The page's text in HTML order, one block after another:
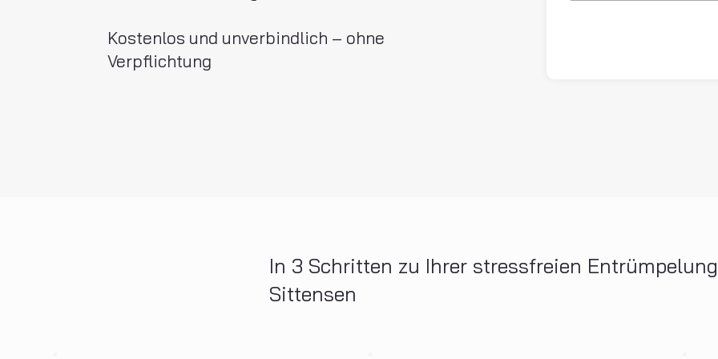
Kostenlos und unverbindlich – ohne
Verpflichtung
In 3 Schritten zu Ihrer stressfreien
Sittensen